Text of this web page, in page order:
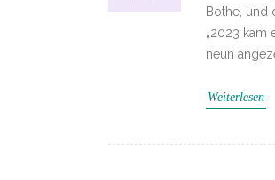
Bothe, und
„2023 kam
neun
Weiterlesen